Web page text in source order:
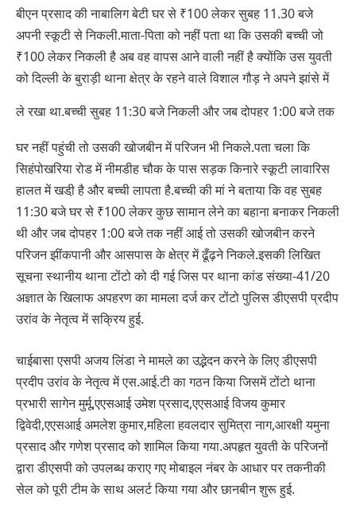
बीएन प्रसाद की नाबालिग बेटी घर से ₹100 लेकर सुबह 11.30 बजे
अपनी स्कूटी से निकली.माता-पिता को नहीं पता था कि उसकी बच्ची जो
₹100 लेकर निकली है अब वह वापस आने वाली नहीं है क्योंकि उस युवती
को दिल्ली के बुराड़ी थाना क्षेत्र के रहने वाले विशाल गौड़ ने अपने झांसे में
ले रखाथा.बच्ची सुबह 11:30 बजे निकली और जब दोपहर 1:00 बजे तक
घर नहीं पहुंची तो उसकी खोजबीन में परिजन भी निकले.पता चला कि
सिहंपोखरिया रोड में नीमडीह चौक के पास सड़क किनारे स्कूटी लावारिस
हालत में खडी़ है और बच्ची लापता है.बच्ची की मां ने बताया कि वह सुबह
11:30 बजे घर से ₹100 लेकर कुछ सामान लेने का बहाना बनाकर निकली
थी और जब दोपहर 1:00 बजे तक नहीं आई तो उसकी खोजबीन करने
परिजन झींकपानी और आसपास के क्षेत्र में ढूँढ़ने निकले.इसकी लिखित
सूचना स्थानीय थाना टोंटो को दी गई जिस पर थाना कांड संख्या-41/20
अज्ञात के खिलाफ अपहरण का मामला दर्ज कर टोंटो पुलिस डीएसपी प्रदीप
उरांव के नेतृत्व में सक्रिय हुई.
चाईबासा एसपी अजय लिंडा ने मामले का उद्भेदन करने के लिए डीएसपी
प्रदीप उरांव के नेतृत्व में एस.आई.टी का गठन किया जिसमें टोंटो थाना
प्रभारी सागेन मुर्मू,एएसआई उमेश प्रसाद,एएसआई विजय कुमार
द्विवेदी,एएसआई अमलेश कुमार,महिला हवलदार सुमित्रा नाग,आरक्षी यमुना
प्रसाद और गणेश प्रसाद को शामिल किया गया.अपहृत युवती के परिजनों
द्वारा डीएसपी को उपलब्ध कराए गए मोबाइल नंबर के आधार पर तकनीकी
सेल को पूरी टीम के साथ अलर्ट किया गया और छानबीन शुरू हुई.